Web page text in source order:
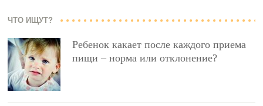
ЧТО ИЩУТ?
Ребенок какает после каждого приема
пищи – норма или отклонение?